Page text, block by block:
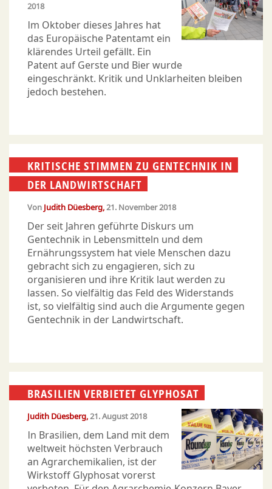
2018
Im Oktober dieses Jahres hat
das Europäische Patentamt ein
klärendes Urteil gefällt. Ein
Patent auf Gerste und Bier wurde
eingeschränkt. Kritik und Unklarheiten bleiben
jedoch bestehen.
KRITISCHE STIMMEN ZU GENTECHNIK IN
DER LANDWIRTSCHAFT
Von Judith Düesberg 21. November 2018
Der seit Jahren geführte Diskurs um
Gentechnik in Lebensmitteln und dem
Ernährungssystem hat viele Menschen dazu
gebracht sich zu engagieren, sich zu
organisieren und ihre Kritik laut werden zu
lassen. So vielfältig das Feld des Widerstands
ist, so vielfältig sind auch die Argumente gegen
Gentechnik in der Landwirtschaft.
BRASILIEN VERBIETET GLYPHOSAT
Judith Düesberg 21. August 2018
In Brasilien, dem Land mit dem
weltweit höchsten Verbrauch
an Agrarchemikalien, ist der
Wirkstoff Glyphosat vorerst